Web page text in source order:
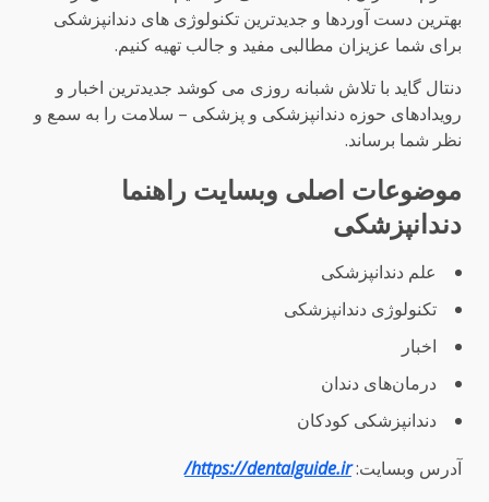
بهترین دست آوردها و جدیدترین تکنولوژی های دندانپزشکی
برای شما عزیزان مطالبی مفید و جالب تهیه کنیم.
دنتال گاید با تلاش شبانه روزی می کوشد جدیدترین اخبار و
رویدادهای حوزه دندانپزشکی و پزشکی – سلامت را به سمع و
نظر شما برساند.
موضوعات اصلی وبسایت راهنما
دندانپزشکی
علم دندانپزشکی
تکنولوژی دندانپزشکی
اخبار
درمان‌های دندان
دندانپزشکی کودکان
آدرس وبسایت:https://dentalguide.ir/